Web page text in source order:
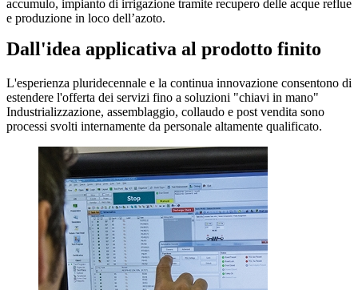
accumulo, impianto di irrigazione tramite recupero delle acque reflue
e produzione in loco dell’azoto.
Dall'idea applicativa al prodotto finito
L'esperienza pluridecennale e la continua innovazione consentono di
estendere l'offerta dei servizi fino a soluzioni "chiavi in mano"
Industrializzazione, assemblaggio, collaudo e post vendita sono
processi svolti internamente da personale altamente qualificato.